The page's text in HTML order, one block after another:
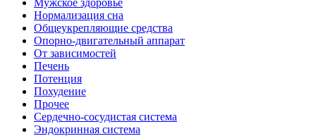
Мужское здоровье
Нормализация сна
Общеукрепляющие средства
Опорно-двигательный аппарат
От зависимостей
Печень
Потенция
Похудение
Прочее
Сердечно-сосудистая система
Эндокринная система